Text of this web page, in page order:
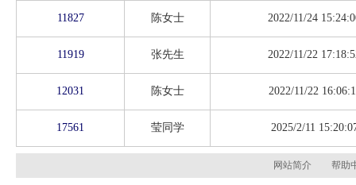
11827 陈女士 2022/11/24
11919 张先生 2022/11/22
12031 陈女士 2022/11/22
17561 莹同学 2025/2/11
网站简介 帮助